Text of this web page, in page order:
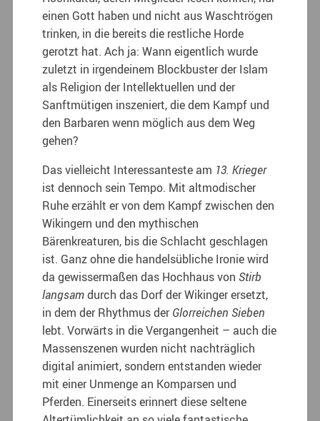
einen Gott haben und nicht aus Waschtrögen
trinken, in die bereits die restliche Horde
gerotzt hat. Ach ja: Wann eigentlich wurde
zuletzt in irgendeinem Blockbuster der Islam
als Religion der Intellektuellen und der
Sanftmütigen inszeniert, die dem Kampf und
den Barbaren wenn möglich aus dem Weg
gehen?
Das vielleicht Interessanteste am 13. Krieger
ist dennoch sein Tempo. Mit altmodischer
Ruhe erzählt er von dem Kampf zwischen den
Wikingern und den mythischen
Bärenkreaturen, bis die Schlacht geschlagen
ist. Ganz ohne die handelsübliche Ironie wird
da gewissermaßen das Hochhaus vonStirb
langsamdurch das Dorf der Wikinger ersetzt,
in dem der Rhythmus derGlorreichen Sieben
lebt. Vorwärts in die Vergangenheit – auch die
Massenszenen wurden nicht nachträglich
digital animiert, sondern entstanden wieder
mit einer Unmenge an Komparsen und
Pferden. Einerseits erinnert diese seltene